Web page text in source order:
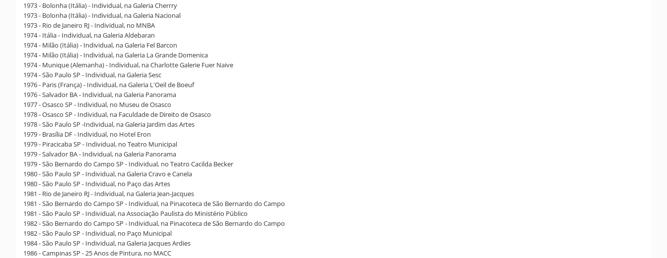
1973 - Bolonha (Itália) - Individual, na Galeria Cherrry
1973 - Bolonha (Itália) - Individual, na Galeria Nacional
1973 - Rio de Janeiro RJ - Individual, no MNBA
1974 - Itália - Individual, na Galeria Aldebaran
1974 - Milão (Itália) - Individual, na Galeria Fel Barcon
1974 - Milão (Itália) - Individual, na Galeria La Grande Domenica
1974 - Munique (Alemanha) - Individual, na Charlotte Galerie Fuer Naive
1974 - São Paulo SP - Individual, na Galeria Sesc
1976 - Paris (França) - Individual, na Galeria L'Oeil de Boeuf
1976 - Salvador BA - Individual, na Galeria Panorama
1977 - Osasco SP - Individual, no Museu de Osasco
1978 - Osasco SP - Individual, na Faculdade de Direito de Osasco
1978 - São Paulo SP -Individual, na Galeria Jardim das Artes
1979 - Brasília DF - Individual, no Hotel Eron
1979 - Piracicaba SP - Individual, no Teatro Municipal
1979 - Salvador BA - Individual, na Galeria Panorama
1979 - São Bernardo do Campo SP - Individual, no Teatro Cacilda Becker
1980 - São Paulo SP - Individual, na Galeria Cravo e Canela
1980 - São Paulo SP - Individual, no Paço das Artes
1981 - Rio de Janeiro RJ - Individual, na Galeria Jean-Jacques
1981 - São Bernardo do Campo SP - Individual, na Pinacoteca de São Bernardo do Campo
1981 - São Paulo SP - Individual, na Associação Paulista do Ministério Público
1982 - São Bernardo do Campo SP - Individual, na Pinacoteca de São Bernardo do Campo
1982 - São Paulo SP - Individual, no Paço Municipal
1984 - São Paulo SP - Individual, na Galeria Jacques Ardies
1986 - Campinas SP - 25 Anos de Pintura, no MACC